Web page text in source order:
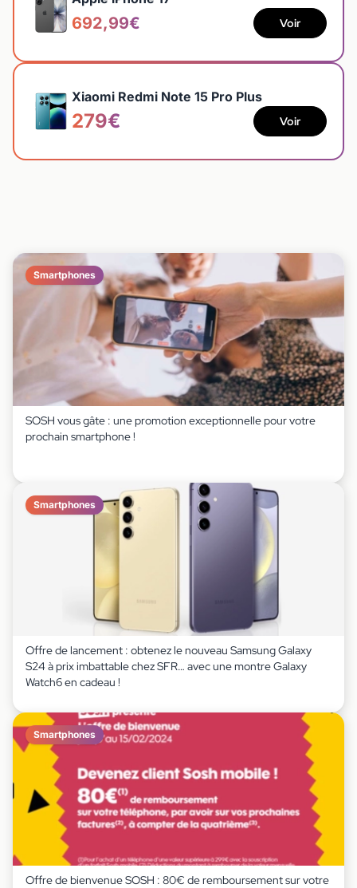
692,99€ Voir
Xiaomi Redmi Note 15 Pro Plus
279€ Voir
Smartphones
SOSH vous gâte : une promotion exceptionnelle pour votre
prochain smartphone !
Smartphones
Offre de lancement : obtenez le nouveau Samsung Galaxy
S24 à prix imbattable chez SFR… avec une montre Galaxy
Watch6 en cadeau !
Smartphones
Offre de bienvenue SOSH : 80€ de remboursement sur votre